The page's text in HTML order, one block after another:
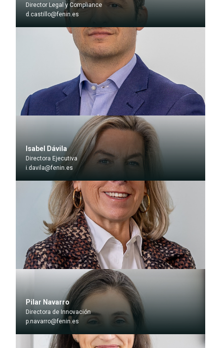
Director Legal y Compliance
d.castillo@fenin.es
Isabel Dávila
Directora Ejecutiva
i.davila@fenin.es
Pilar Navarro
Directora de Innovación
p.navarro@fenin.es